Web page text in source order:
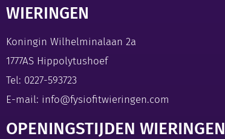
WIERINGEN
Koningin Wilhelminalaan 2a
1777AS Hippolytushoef
Tel: 0227-593723
E-mail: info@fysiofitwieringen.com
OPENINGSTIJDEN WIERINGEN